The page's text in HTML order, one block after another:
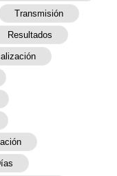
Transmisión
Resultados